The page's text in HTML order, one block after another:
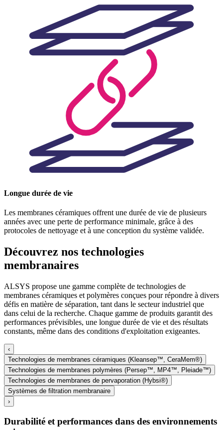
Longue durée de vie
Les membranes céramiques offrent une durée de vie de plusieurs
années avec une perte de performance minimale, grâce à des
protocoles de nettoyage et à une conception du système validée.
Découvrez nos technologies
membranaires
ALSYS propose une gamme complète de technologies de
membranes céramiques et polymères conçues pour répondre à divers
défis en matière de séparation, tant dans le secteur industriel que
dans celui de la recherche. Chaque gamme de produits garantit des
performances prévisibles, une longue durée de vie et des résultats
constants, même dans des conditions d'exploitation exigeantes.
‹
Technologies de membranes céramiques (Kleansep™, CeraMem®)
Technologies de membranes polymères (Persep™, MP4™, Pleiade™)
Technologies de membranes de pervaporation (Hybsi®)
Systèmes de filtration membranaire
›
Durabilité et performances dans des environnements